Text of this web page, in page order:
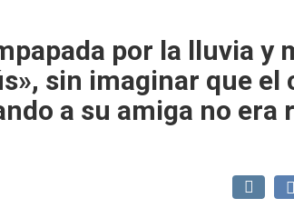
por la lluvia y
sin imaginar que el
a su amiga no era